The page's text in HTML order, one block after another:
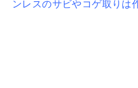
ンレスのサビやコゲ取りは